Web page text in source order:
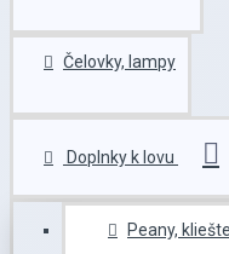
Čelovky, lampy
Doplnky k lovu
Peany, kliešte